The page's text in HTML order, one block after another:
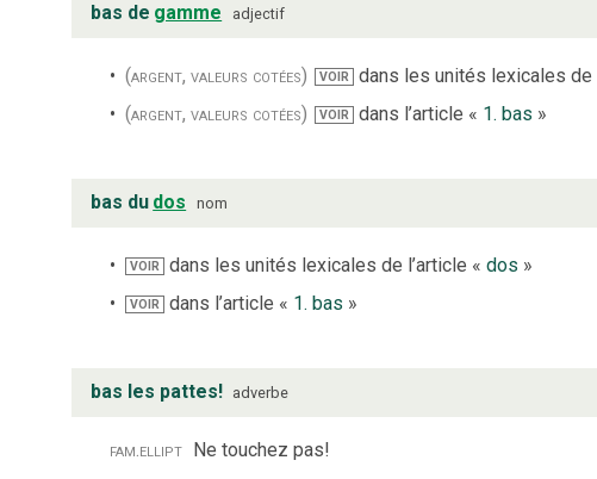
bas de gamme adjectif
(argent, valeurs cotées) VOIR dans les unités lexicales de
(argent, valeurs cotées)
VOIR dans l’article « 1. bas »
bas du dos nom
VOIR dans les unités lexicales de l’article «dos »
VOIR dans l’article « 1. bas »
bas les pattes! adverbe
fam.ellipt Ne touchez pas!